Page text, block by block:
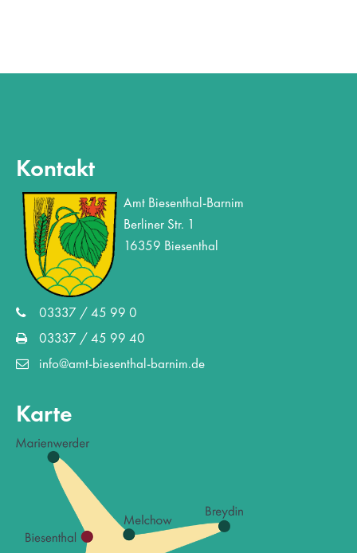
Kontakt
Amt Biesenthal-Barnim
Berliner Str. 1
16359 Biesenthal
03337 / 45 99 0
03337 / 45 99 40
info@amt-biesenthal-barnim.de
Karte